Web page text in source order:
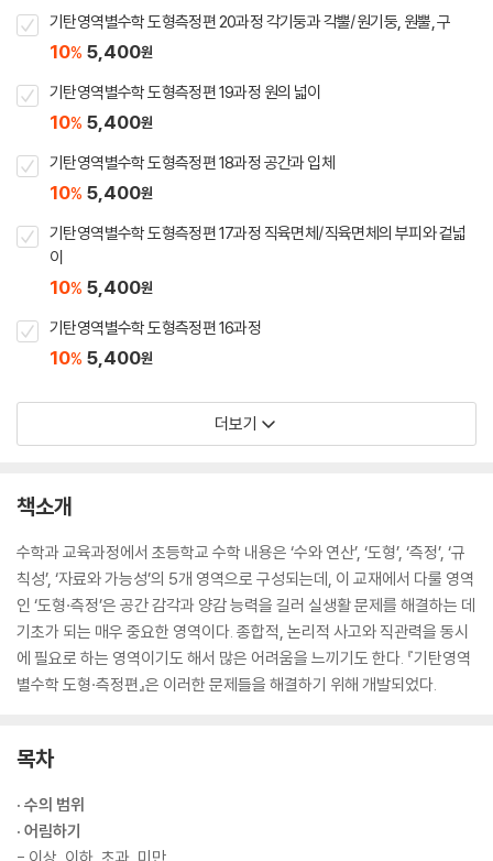
기탄영역별수학 도형측정편 20과정 각기둥과 각뿔/원기둥, 원뿔, 구
10% 5,400원
기탄영역별수학 도형측정편 19과정 원의 넓이
10% 5,400원
기탄영역별수학 도형측정편 18과정 공간과 입체
10% 5,400원
기탄영역별수학 도형측정편 17과정 직육면체/직육면체의 부피와 겉넓
이
10% 5,400원
기탄영역별수학 도형측정편 16과정
10% 5,400원
더보기
책소개
수학과 교육과정에서 초등학교 수학 내용은 ‘수와 연산’, ‘도형’, ‘측정’, ‘규
칙성’, ‘자료와 가능성’의 5개 영역으로 구성되는데, 이 교재에서 다룰 영역
인 ‘도형·측정’은 공간 감각과 양감 능력을 길러 실생활 문제를 해결하는 데
기초가 되는 매우 중요한 영역이다. 종합적, 논리적 사고와 직관력을 동시
에 필요로 하는 영역이기도 해서 많은 어려움을 느끼기도 한다. 『기탄영역
별수학 도형·측정편』은 이러한 문제들을 해결하기 위해 개발되었다.
목차
· 수의 범위
· 어림하기